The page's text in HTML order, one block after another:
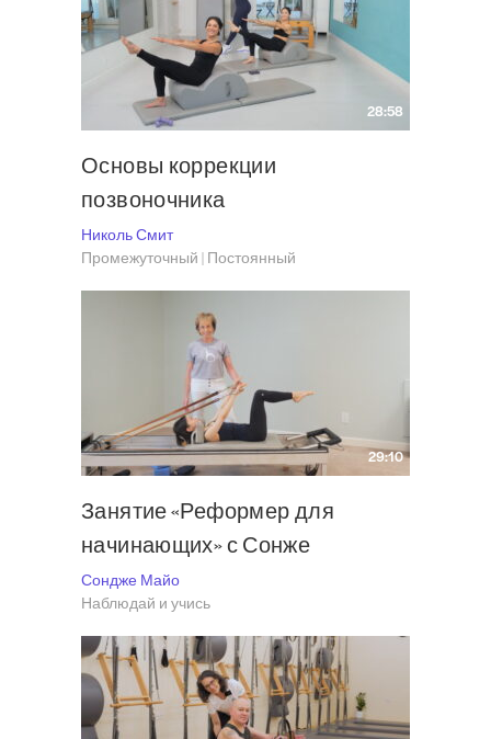
28:58
Основы коррекции
позвоночника
Николь Смит
Промежуточный | Постоянный
29:10
Занятие «Реформер для
начинающих» с Сонже
Сондже Майо
Наблюдай и учись